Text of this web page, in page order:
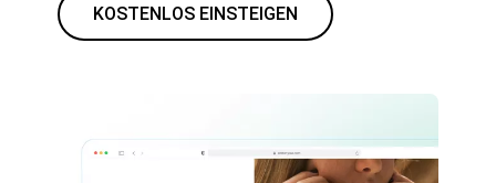
KOSTENLOS EINSTEIGEN